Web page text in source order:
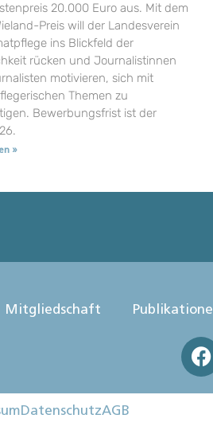
20.000 Euro aus. Mit dem
Preis will der Landesverein
ins Blickfeld der
rücken und Journalistinnen
motivieren, sich mit
Themen zu
Bewerbungsfrist ist der
»
Mitgliedschaft
DatenschutzAGB